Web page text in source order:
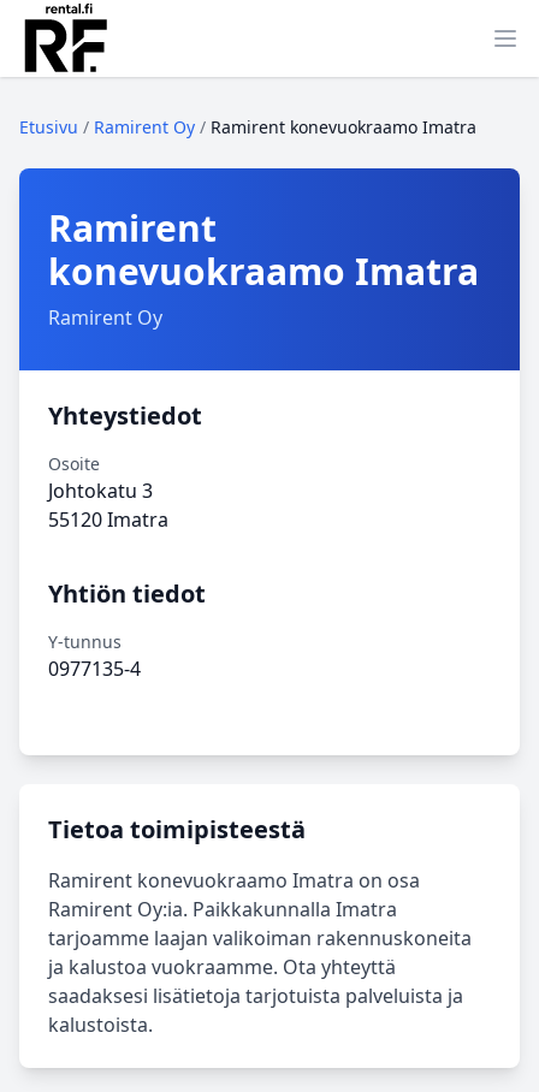
Etusivu / Ramirent Oy / Ramirent konevuokraamo Imatra
Ramirent
konevuokraamo Imatra
Ramirent Oy
Yhteystiedot
Osoite
Johtokatu 3
55120 Imatra
Yhtiön tiedot
Y-tunnus
0977135-4
Tietoa toimipisteestä
Ramirent konevuokraamo Imatra on osa
Ramirent Oy:ia. Paikkakunnalla Imatra
tarjoamme laajan valikoiman rakennuskoneita
ja kalustoa vuokraamme. Ota yhteyttä
saadaksesi lisätietoja tarjotuista palveluista ja
kalustoista.